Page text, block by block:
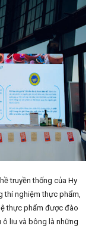
truyền thống của Hy
thí nghiệm thực phẩm,
thực phẩm được đào
ô liu và bông là những